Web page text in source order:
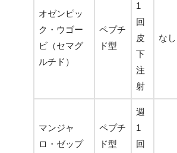
オゼンピッ
ク・ウゴー
ビ（セマグ
ルチド）
ペプチ
ド型
1
回
皮
下
注
射
なし
マンジャ
ロ・ゼップ
ペプチ
ド型
週
1
回